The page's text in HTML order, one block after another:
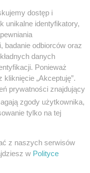
Policji w
dostęp i
unikalne identyfikatory,
badanie odbiorców oraz
danych
Ponieważ
„Akceptuję”.
prywatności znajdujący
zgody użytkownika,
tylko na tej
z naszych serwisów
w Polityce